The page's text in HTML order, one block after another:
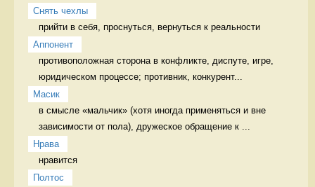
Снять чехлы
прийти в себя, проснуться, вернуться к реальности
Аппонент
противоположная сторона в конфликте, диспуте, игре,
юридическом процессе; противник, конкурент...
Масик
в смысле «мальчик» (хотя иногда применяться и вне
зависимости от пола), дружеское обращение к ...
Нрава
нравится
Полтос